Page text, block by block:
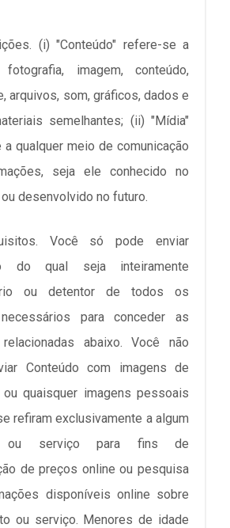
(i) "Conteúdo" refere-se a
fotografia, imagem, conteúdo,
arquivos, som, gráficos, dados e
semelhantes; (ii) "Mídia"
qualquer meio de comunicação
seja ele conhecido no
desenvolvido no futuro.
Você só pode enviar
do qual seja inteiramente
ou detentor de todos os
para conceder as
abaixo. Você não
Conteúdo com imagens de
quaisquer imagens pessoais
refiram exclusivamente a algum
ou serviço para fins de
de preços online ou pesquisa
disponíveis online sobre
ou serviço. Menores de idade